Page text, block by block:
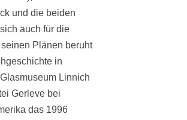
und die beiden
auch für die
Plänen beruht
in
Linnich
Gerleve bei
das 1996